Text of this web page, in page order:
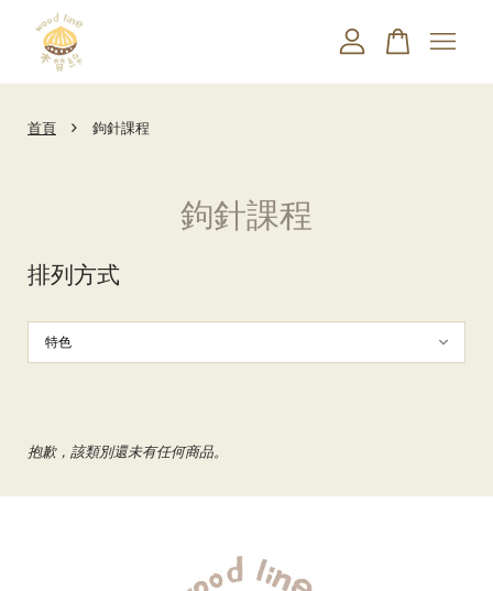
首頁 › 鉤針課程
鉤針課程
排列方式
抱歉，該類別還未有任何商品。
您的購物車目前還是空的。